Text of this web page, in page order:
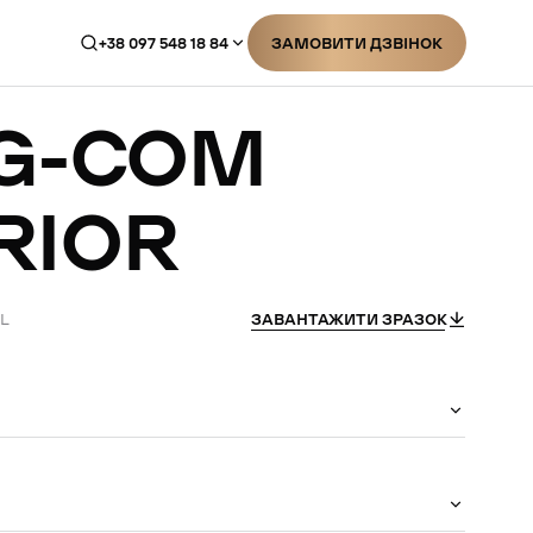
+38 097 548 18 84 ЗАМОВИТИ ДЗВІНОК
COM
ЗАВАНТАЖИТИ ЗРАЗОК